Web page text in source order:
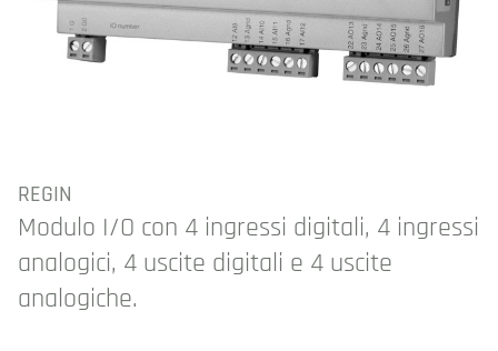
REGIN
Modulo I/O con 4 ingressi digitali, 4 ingressi
analogici, 4 uscite digitali e 4 uscite
analogiche.